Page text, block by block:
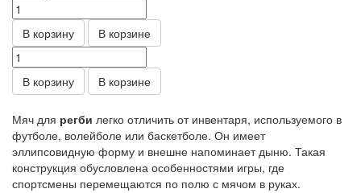
В корзину В корзине
В корзину В корзине
Мяч для регби легко отличить от инвентаря, используемого в
футболе, волейболе или баскетболе. Он имеет
эллипсовидную форму и внешне напоминает дыню. Такая
конструкция обусловлена особенностями игры, где
спортсмены перемещаются по полю с мячом в руках.